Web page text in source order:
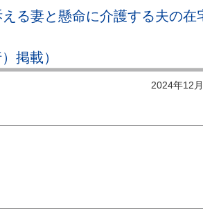
る妻と懸命に介護する夫の在
掲載）
2024年12